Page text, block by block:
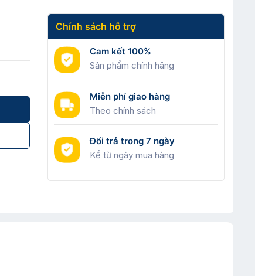
số lượng
Chính sách hỗ trợ
Cam kết 100%
Sản phẩm chính hãng
Miễn phí giao hàng
Theo chính sách
Đổi trả trong 7 ngày
Kể từ ngày mua hàng